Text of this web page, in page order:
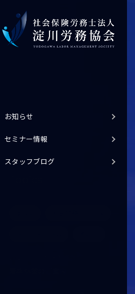
お知らせ
セミナー情報
スタッフブログ